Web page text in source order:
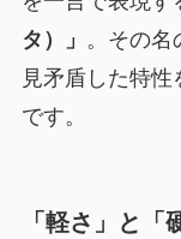
タ）」 。その名
見矛盾した特
です。
「軽さ」と